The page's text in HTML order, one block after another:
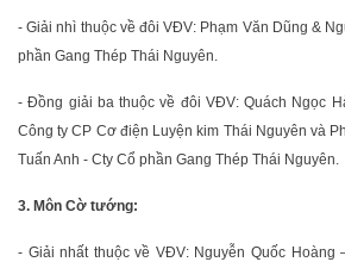
- Giải nhì thuộc về đôi VĐV: Phạm Văn Dũng &
phần Gang Thép Thái Nguyên.
- Đồng giải ba thuộc về đôi VĐV: Quách Ngọc
Công ty CP Cơ điện Luyện kim Thái Nguyên và
Tuấn Anh - Cty Cổ phần Gang Thép Thái Nguyên.
3. Môn Cờ tướng:
- Giải nhất thuộc về VĐV: Nguyễn Quốc Hoàng